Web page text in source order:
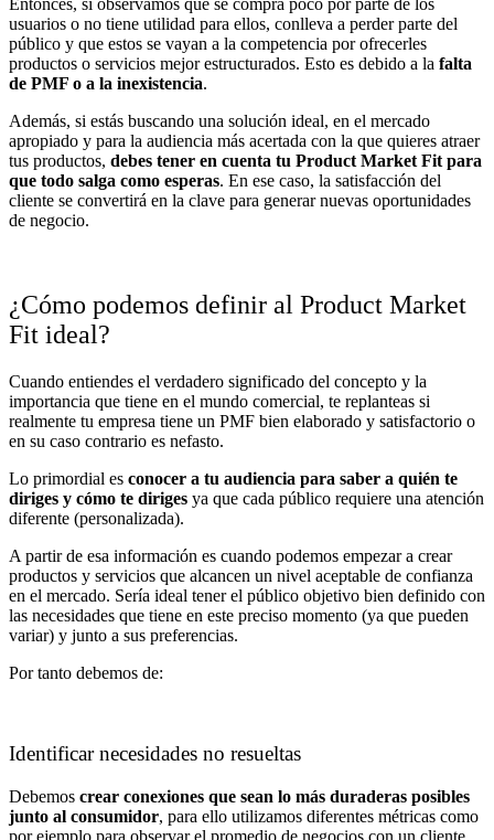
Entonces, si observamos que se compra poco por parte de los
usuarios o no tiene utilidad para ellos, conlleva a perder parte del
público y que estos se vayan a la competencia por ofrecerles
productos o servicios mejor estructurados. Esto es debido a la falta
de PMF o a la inexistencia.
Además, si estás buscando una solución ideal, en el mercado
apropiado y para la audiencia más acertada con la que quieres atraer
tus productos, debes tener en cuenta tu Product Market Fit para
que todo salga como esperas. En ese caso, la satisfacción del
cliente se convertirá en la clave para generar nuevas oportunidades
de negocio.
¿Cómo podemos definir al Product Market
Fit ideal?
Cuando entiendes el verdadero significado del concepto y la
importancia que tiene en el mundo comercial, te replanteas si
realmente tu empresa tiene un PMF bien elaborado y satisfactorio o
en su caso contrario es nefasto.
Lo primordial es conocer a tu audiencia para saber a quién te
diriges y cómo te diriges ya que cada público requiere una atención
diferente (personalizada).
A partir de esa información es cuando podemos empezar a crear
productos y servicios que alcancen un nivel aceptable de confianza
en el mercado. Sería ideal tener el público objetivo bien definido con
las necesidades que tiene en este preciso momento (ya que pueden
variar) y junto a sus preferencias.
Por tanto debemos de:
Identificar necesidades no resueltas
Debemos crear conexiones que sean lo más duraderas posibles
junto al consumidor, para ello utilizamos diferentes métricas como
por ejemplo para observar el promedio de negocios con un cliente